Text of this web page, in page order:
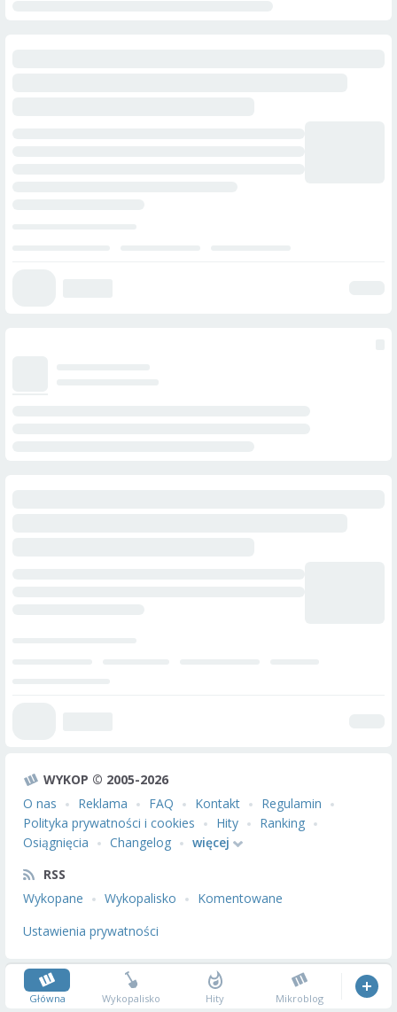
WYKOP © 2005-2026
O nas
Reklama FAQ Kontakt
Regulamin
Polityka prywatności i cookies
Hity
Ranking
Osiągnięcia
Changelog
więcej
RSS
Wykopane
Wykopalisko
Komentowane
Ustawienia prywatności
Główna Wykopalisko Hity Mikroblog